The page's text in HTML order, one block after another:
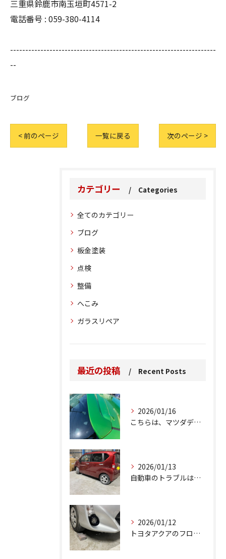
三重県鈴鹿市南玉垣町4571-2
電話番号 : 059-380-4114
--------------------------------------------------------------------
--
ブログ
< 前のページ 一覧に戻る 次のページ >
カテゴリー Categories
全てのカテゴリー
ブログ
板金塗装
点検
整備
へこみ
ガラスリペア
最近の投稿 Recent Posts
2026/01/16
こちらは、マツダデミオのゲートのルーフスポイラーで、経年劣化...
2026/01/13
自動車のトラブルは、日常生活において避けられない出来事の一つ...
2026/01/12
トヨタアクアのフロントバンパーの右下側を縁石にぶつけてできた...